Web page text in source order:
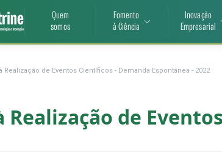
Quem
somos
Fomento
à Ciência
Inovação
Empresarial
Realização de Eventos Científicos - Demanda Espontânea - 2022
Realização de